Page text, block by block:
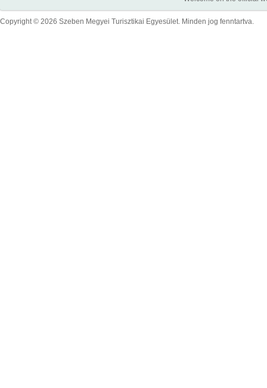
Copyright © 2026 Szeben Megyei Turisztikai Egyesület. Minden jog fenntartva.